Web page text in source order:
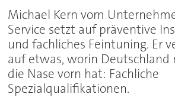
Michael Kern vom
Service setzt auf präventive
und fachliches Feintuning. Er
auf etwas, worin Deutschland
die Nase vorn hat: Fachliche
Spezialqualifikationen.